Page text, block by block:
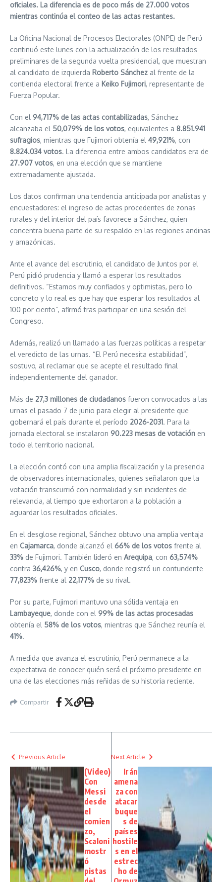
oficiales. La diferencia es de poco más de 27.000 votos
mientras continúa el conteo de las actas restantes.
La Oficina Nacional de Procesos Electorales (ONPE) de Perú
continuó este lunes con la actualización de los resultados
preliminares de la segunda vuelta presidencial, que muestran
al candidato de izquierda Roberto Sánchez al frente de la
contienda electoral frente a Keiko Fujimori, representante de
Fuerza Popular.
Con el 94,717% de las actas contabilizadas, Sánchez
alcanzaba el 50,079% de los votos, equivalentes a 8.851.941
sufragios, mientras que Fujimori obtenía el 49,921%, con
8.824.034 votos. La diferencia entre ambos candidatos era de
27.907 votos, en una elección que se mantiene
extremadamente ajustada.
Los datos confirman una tendencia anticipada por analistas y
encuestadores: el ingreso de actas procedentes de zonas
rurales y del interior del país favorece a Sánchez, quien
concentra buena parte de su respaldo en las regiones andinas
y amazónicas.
Ante el avance del escrutinio, el candidato de Juntos por el
Perú pidió prudencia y llamó a esperar los resultados
definitivos. “Estamos muy confiados y optimistas, pero lo
concreto y lo real es que hay que esperar los resultados al
100 por ciento”, afirmó tras participar en una sesión del
Congreso.
Además, realizó un llamado a las fuerzas políticas a respetar
el veredicto de las urnas. “El Perú necesita estabilidad”,
sostuvo, al reclamar que se acepte el resultado final
independientemente del ganador.
Más de 27,3 millones de ciudadanos fueron convocados a las
urnas el pasado 7 de junio para elegir al presidente que
gobernará el país durante el período 2026-2031. Para la
jornada electoral se instalaron 90.223 mesas de votación en
todo el territorio nacional.
La elección contó con una amplia fiscalización y la presencia
de observadores internacionales, quienes señalaron que la
votación transcurrió con normalidad y sin incidentes de
relevancia, al tiempo que exhortaron a la población a
aguardar los resultados oficiales.
En el desglose regional, Sánchez obtuvo una amplia ventaja
en Cajamarca, donde alcanzó el 66% de los votos frente al
33% de Fujimori. También lideró en Arequipa, con 63,574%
contra 36,426%, y en Cusco, donde registró un contundente
77,823% frente al 22,177% de su rival.
Por su parte, Fujimori mantuvo una sólida ventaja en
Lambayeque, donde con el 99% de las actas procesadas
obtenía el 58% de los votos, mientras que Sánchez reunía el
41%.
A medida que avanza el escrutinio, Perú permanece a la
expectativa de conocer quién será el próximo presidente en
una de las elecciones más reñidas de su historia reciente.
Compartir
Previous Article
(Video)
Con
Messi
desde
el
comien
zo,
Scaloni
mostr
ó
pistas
Next Article
Irán
amena
za con
atacar
buque
s de
países
hostile
s en el
estrec
ho de